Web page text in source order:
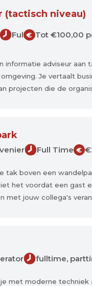
(tactisch niveau)
Fulltime
€ Tot €100,00
informatie adviseur
Je vertaalt
projecten die de
Full Time €
tak boven een
het voordat een gast
met jouw collega's
fulltime,
met moderne